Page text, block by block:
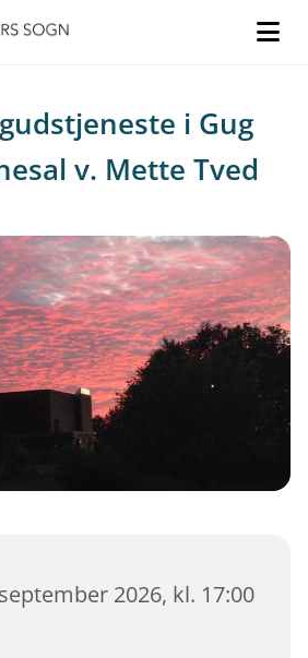
i Gug
v. Mette Tved
2026, kl. 17:00